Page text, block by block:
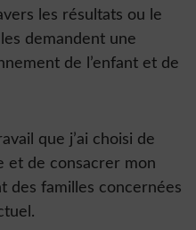
les résultats ou le
demandent une
de l’enfant et de
que j’ai choisi de
et de consacrer mon
des familles concernées